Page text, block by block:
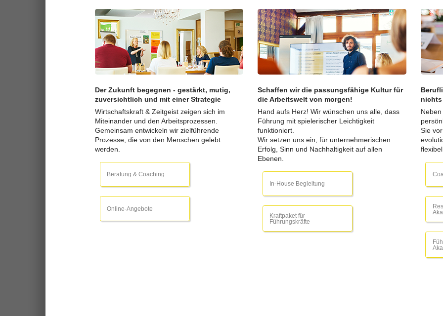
Der Zukunft begegnen - gestärkt, mutig,
zuversichtlich und mit einer Strategie
Wirtschaftskraft & Zeitgeist zeigen sich im
Miteinander und den Arbeitsprozessen.
Gemeinsam entwickeln wir zielführende
Prozesse, die von den Menschen gelebt
werden.
Beratung & Coaching
Online-Angebote
Schaffen wir die passungsfähige Kultur für
die Arbeitswelt von morgen!
Hand aufs Herz! Wir wünschen uns alle, dass
Führung mit spielerischer Leichtigkeit
funktioniert.
Wir setzen uns ein, für unternehmerischen
Erfolg, Sinn und Nachhaltigkeit auf allen
Ebenen.
In-House Begleitung
Kraftpaket für
Führungskräfte
Sie